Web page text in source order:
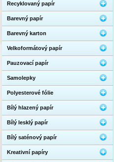
Recyklovaný papír
Barevný papír
Barevný karton
Velkoformátový papír
Pauzovací papír
Samolepky
Polyesterové fólie
Bílý hlazený papír
Bílý lesklý papír
Bílý saténový papír
Kreativní papíry